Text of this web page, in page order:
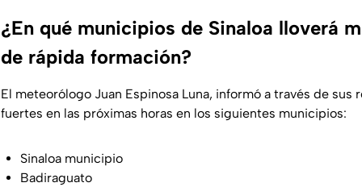
¿En qué municipios de Sinaloa lloverá
de rápida formación?
El meteorólogo Juan Espinosa Luna, informó a través de sus
fuertes en las próximas horas en los siguientes municipios:
Sinaloa municipio
Badiraguato